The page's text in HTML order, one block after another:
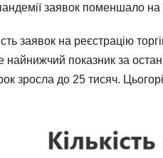
заявок поменшало
заявок на реєстрацію
показник за
зросла до 25 тисяч.